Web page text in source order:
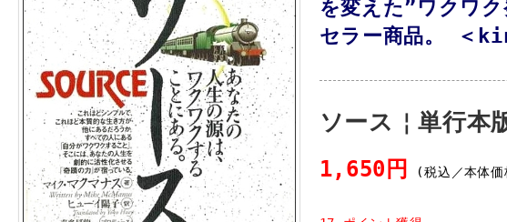
を変えた”ワクワ
セラー商品。 ＜
ソース￤単行本
1,650円 (税込／本体